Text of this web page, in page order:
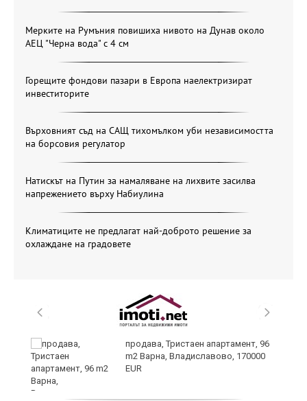
Мерките на Румъния повишиха нивото на Дунав около
АЕЦ "Черна вода" с 4 см
Горещите фондови пазари в Европа наелектризират
инвеститорите
Върховният съд на САЩ тихомълком уби независимостта
на борсовия регулатор
Натискът на Путин за намаляване на лихвите засилва
напрежението върху Набиулина
Климатиците не предлагат най-доброто решение за
охлаждане на градовете
продава, Тристаен апартамент, 96
m2 Варна, Владиславово, 170000
EUR